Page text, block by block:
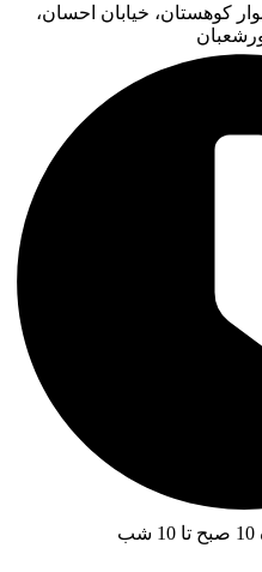
کوهستان، خیابان احسان،